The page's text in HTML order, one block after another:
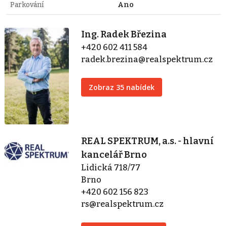
Parkování Ano
Ing. Radek Březina
+420 602 411 584
radek.brezina@realspektrum.cz
Zobraz 35 nabídek
REAL SPEKTRUM, a.s. - hlavní
kancelář Brno
Lidická 718/77
Brno
+420 602 156 823
rs@realspektrum.cz